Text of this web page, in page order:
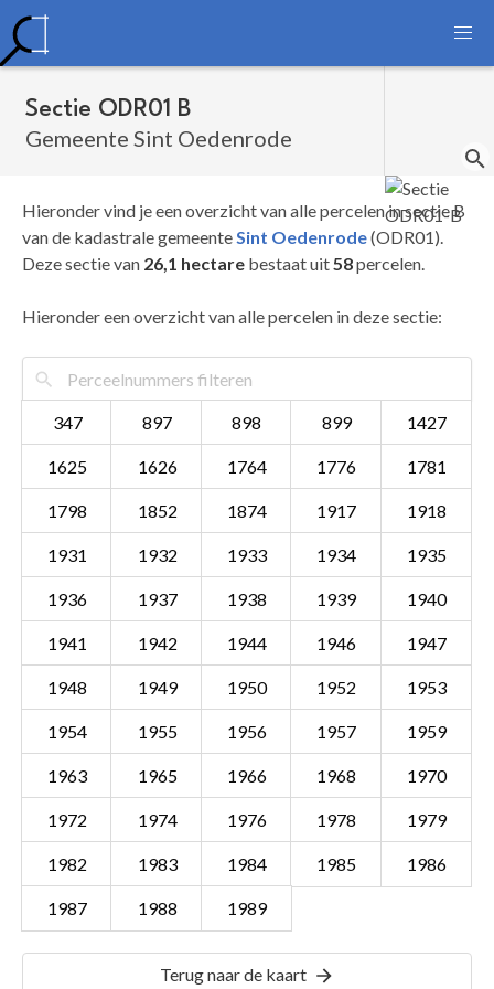
Sectie ODR01 B
Gemeente Sint Oedenrode
Hieronder vind je een overzicht van alle percelen in sectie B
van de kadastrale gemeenteSint Oedenrode(ODR01).
Deze sectie van 26,1 hectare bestaat uit58percelen.
Hieronder een overzicht van alle percelen in deze sectie:
347 897 898 899 1427
1625 1626 1764 1776 1781
1798 1852 1874 1917 1918
1931 1932 1933 1934 1935
1936 1937 1938 1939 1940
1941 1942 1944 1946 1947
1948 1949 1950 1952 1953
1954 1955 1956 1957 1959
1963 1965 1966 1968 1970
1972 1974 1976 1978 1979
1982 1983 1984 1985 1986
1987 1988 1989
Terug naar de kaart
Sectie ODR01 B
Gemeente Sint Oedenrode